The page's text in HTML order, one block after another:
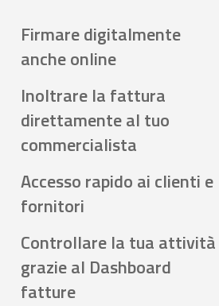
Firmare digitalmente
anche online
Inoltrare la fattura
direttamente al tuo
commercialista
Accesso rapido ai clienti e
fornitori
Controllare la tua attività
grazie al Dashboard
fatture